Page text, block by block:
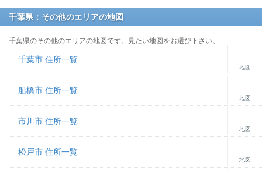
千葉県：その他のエリアの地図
千葉県のその他のエリアの地図です。見たい地図をお選び下さい。
千葉市 住所一覧
地図
船橋市 住所一覧
地図
市川市 住所一覧
地図
松戸市 住所一覧
地図